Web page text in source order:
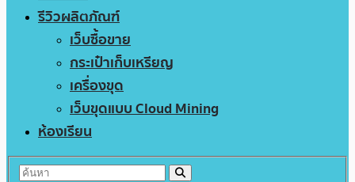
รีวิวผลิตภัณฑ์
เว็บซื้อขาย
กระเป๋าเก็บเหรียญ
เครื่องขุด
เว็บขุดแบบ Cloud Mining
ห้องเรียน